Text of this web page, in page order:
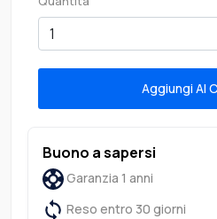
Buono a sapersi
Garanzia 1 anni
Reso entro 30 giorni